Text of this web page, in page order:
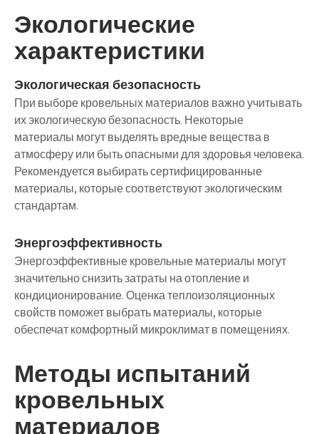
Экологические
характеристики
Экологическая безопасность
При выборе кровельных материалов важно учитывать
их экологическую безопасность. Некоторые
материалы могут выделять вредные вещества в
атмосферу или быть опасными для здоровья человека.
Рекомендуется выбирать сертифицированные
материалы, которые соответствуют экологическим
стандартам.
Энергоэффективность
Энергоэффективные кровельные материалы могут
значительно снизить затраты на отопление и
кондиционирование. Оценка теплоизоляционных
свойств поможет выбрать материалы, которые
обеспечат комфортный микроклимат в помещениях.
Методы испытаний
кровельных
материалов